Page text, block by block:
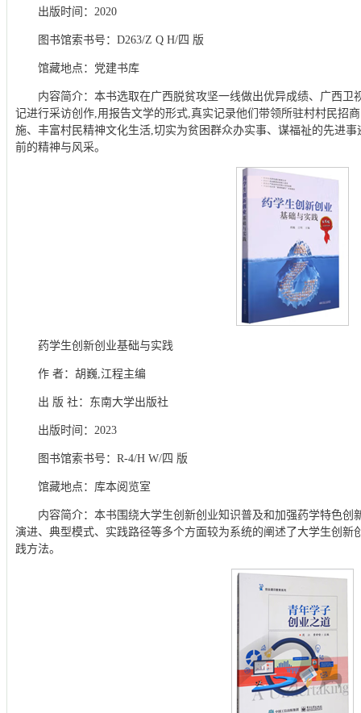
出版时间：2020
图书馆索书号：D263/Z Q H/四 版
馆藏地点：党建书库
内容简介：本书选取在广西脱贫攻坚一线做出优异成绩、广西卫
记进行采访创作,用报告文学的形式,真实记录他们带领所驻村村民招
施、丰富村民精神文化生活,切实为贫困群众办实事、谋福祉的先进
前的精神与风采。
药学生创新创业基础与实践
作 者：胡巍,江程主编
出 版 社：东南大学出版社
出版时间：2023
图书馆索书号：R-4/H W/四 版
馆藏地点：库本阅览室
内容简介：本书围绕大学生创新创业知识普及和加强药学特色创
演进、典型模式、实践路径等多个方面较为系统的阐述了大学生创新
践方法。